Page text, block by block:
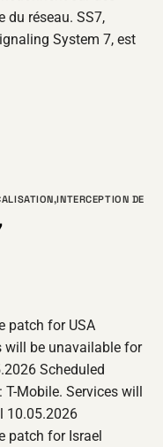
du réseau. SS7,
System 7, est
,INTERCEPTION DE
patch for USA
will be unavailable for
Scheduled
Mobile. Services will
10.05.2026
patch for Israel